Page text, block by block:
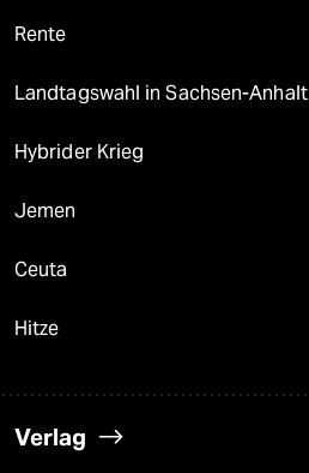
Rente
Landtagswahl in Sachsen-Anhalt
Hybrider Krieg
Jemen
Ceuta
Hitze
Verlag